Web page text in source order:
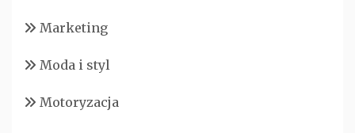
Marketing
Moda i styl
Motoryzacja